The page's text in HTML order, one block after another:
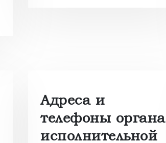
Адреса и
телефоны органа
исполнительной